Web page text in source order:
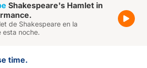
Shakespeare's Hamlet in
de Shakespeare en la
esta noche.
time.